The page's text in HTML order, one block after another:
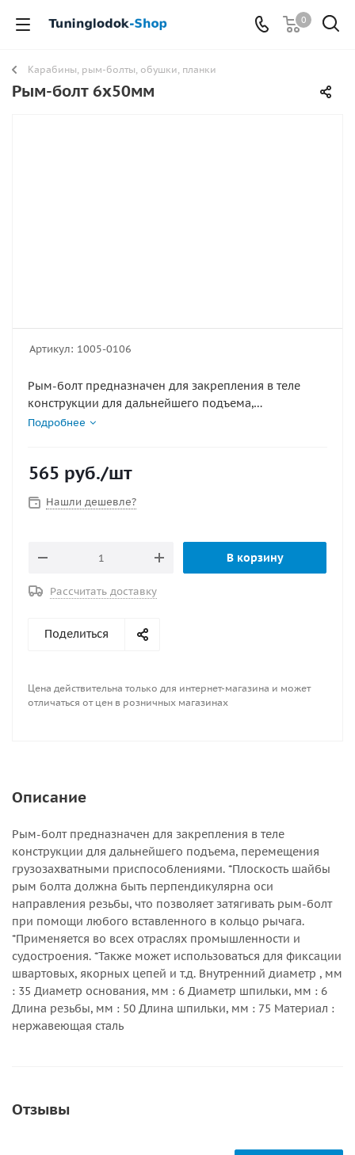
0
Карабины, рым-болты, обушки, планки
Рым-болт 6х50мм
Артикул: 1005-0106
Рым-болт предназначен для закрепления в теле
конструкции для дальнейшего подъема,
перемещения грузозахватными приспособлениями.
позволяет затягивать рым-болт при помощи любого
отраслях промышленности и судостроения. *Также
Диаметр основания, мм : 6 Диаметр шпильки, мм : 6
Длина резьбы, мм : 50 Длина шпильки, мм : 75
Материал : нержавеющая сталь
Подробнее
565 руб./шт
Нашли дешевле?
В корзину
Рассчитать доставку
Поделиться
Цена действительна только для интернет-магазина и может
отличаться от цен в розничных магазинах
Описание
Рым-болт предназначен для закрепления в теле
конструкции для дальнейшего подъема, перемещения
грузозахватными приспособлениями. *Плоскость шайбы
рым болта должна быть перпендикулярна оси
направления резьбы, что позволяет затягивать рым-болт
при помощи любого вставленного в кольцо рычага.
*Применяется во всех отраслях промышленности и
судостроения. *Также может использоваться для фиксации
швартовых, якорных цепей и т.д. Внутренний диаметр , мм
: 35 Диаметр основания, мм : 6 Диаметр шпильки, мм : 6
Длина резьбы, мм : 50 Длина шпильки, мм : 75 Материал :
нержавеющая сталь
Отзывы